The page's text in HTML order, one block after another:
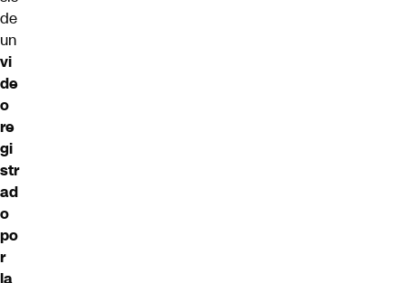
de
un
vi
de
o
re
gi
str
ad
o
po
r